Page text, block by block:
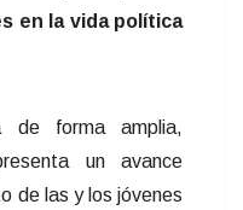
en la vida política
de forma amplia,
un avance
de las y los jóvenes